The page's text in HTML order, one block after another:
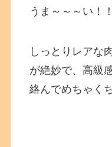
うま～～～い！！
しっとりレアな
が絶妙で、高級
絡んでめちゃく